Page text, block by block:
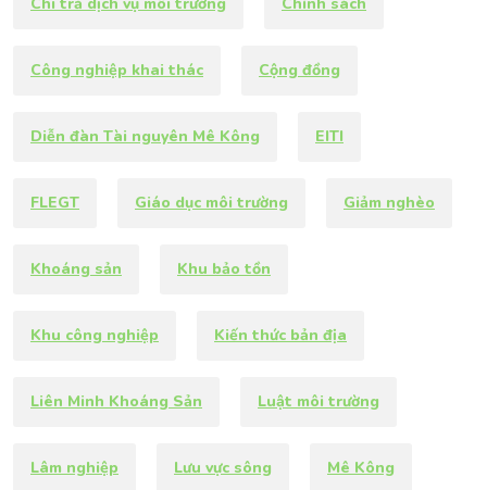
Chi trả dịch vụ môi trường Chính sách
Công nghiệp khai thác Cộng đồng
Diễn đàn Tài nguyên Mê Kông EITI
FLEGT Giáo dục môi trường Giảm nghèo
Khoáng sản Khu bảo tồn
Khu công nghiệp Kiến thức bản địa
Liên Minh Khoáng Sản Luật môi trường
Lâm nghiệp Lưu vực sông Mê Kông